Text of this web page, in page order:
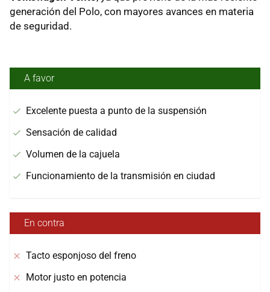
generación del Polo, con mayores avances en materia
de seguridad.
A favor
Excelente puesta a punto de la suspensión
Sensación de calidad
Volumen de la cajuela
Funcionamiento de la transmisión en ciudad
En contra
Tacto esponjoso del freno
Motor justo en potencia